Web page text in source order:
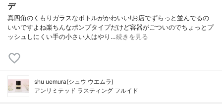
デ
真四角のくもりガラスなボトルがかわいい!お店でずらっと並んでるの
いいですよね楽ちんなポンプタイプだけど容器がごついのでちょっとプ
ッシュしにくい手の小さい人はやり…続きを見る
shu uemura(シュウ ウエムラ)
アンリミテッド ラスティング フルイド